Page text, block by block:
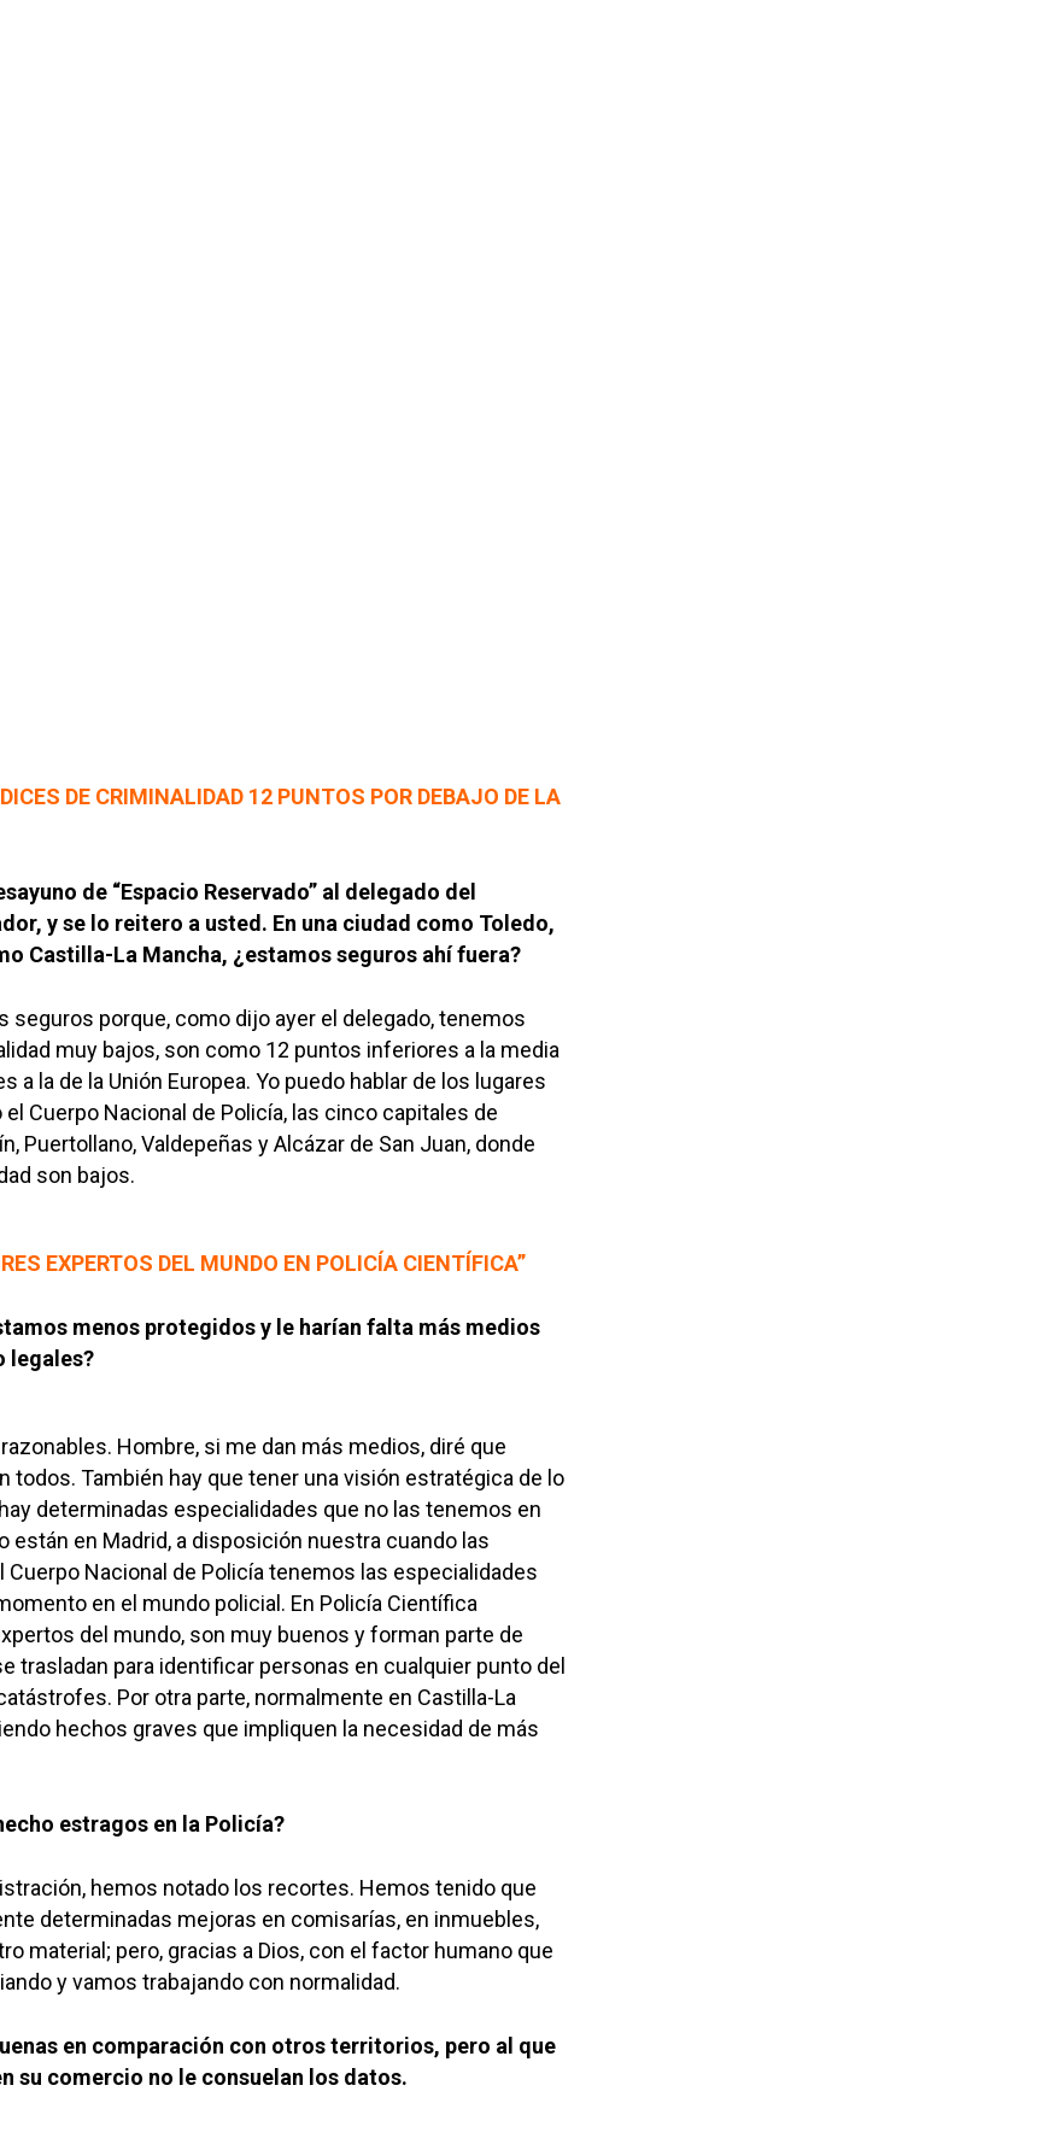
DE CRIMINALIDAD 12 PUNTOS POR DEBAJO DE LA
de “Espacio Reservado” al delegado del
y se lo reitero a usted. En una ciudad como Toledo,
Castilla-La Mancha, ¿estamos seguros ahí fuera?
seguros porque, como dijo ayer el delegado, tenemos
muy bajos, son como 12 puntos inferiores a la media
a la de la Unión Europea. Yo puedo hablar de los lugares
Cuerpo Nacional de Policía, las cinco capitales de
Puertollano, Valdepeñas y Alcázar de San Juan, donde
son bajos.
EXPERTOS DEL MUNDO EN POLICÍA CIENTÍFICA”
menos protegidos y le harían falta más medios
legales?
Hombre, si me dan más medios, diré que
todos. También hay que tener una visión estratégica de lo
determinadas especialidades que no las tenemos en
están en Madrid, a disposición nuestra cuando las
Nacional de Policía tenemos las especialidades
en el mundo policial. En Policía Científica
del mundo, son muy buenos y forman parte de
trasladan para identificar personas en cualquier punto del
Por otra parte, normalmente en Castilla-La
hechos graves que impliquen la necesidad de más
estragos en la Policía?
hemos notado los recortes. Hemos tenido que
determinadas mejoras en comisarías, en inmuebles,
material; pero, gracias a Dios, con el factor humano que
y vamos trabajando con normalidad.
en comparación con otros territorios, pero al que
su comercio no le consuelan los datos.